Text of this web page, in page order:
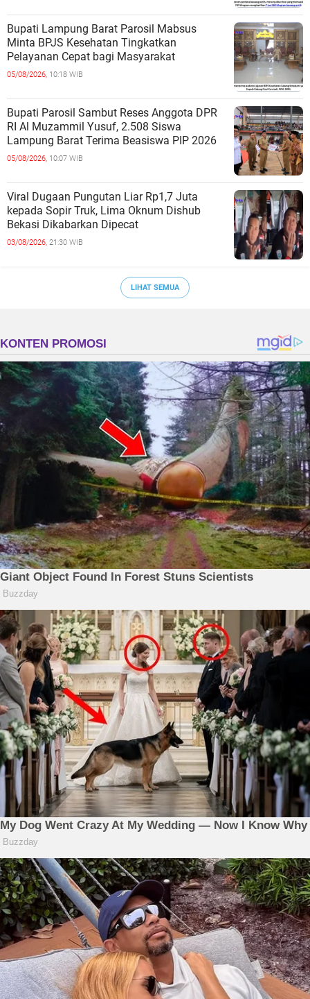
Bupati Lampung Barat Parosil Mabsus
Minta BPJS Kesehatan Tingkatkan
Pelayanan Cepat bagi Masyarakat
05/08/2026, 10:18 WIB
Bupati Parosil Sambut Reses Anggota DPR
RI Al Muzammil Yusuf, 2.508 Siswa
Lampung Barat Terima Beasiswa PIP 2026
05/08/2026, 10:07 WIB
Viral Dugaan Pungutan Liar Rp1,7 Juta
kepada Sopir Truk, Lima Oknum Dishub
Bekasi Dikabarkan Dipecat
03/08/2026, 21:30 WIB
LIHAT SEMUA